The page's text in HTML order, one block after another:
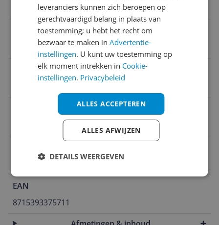
Combimagnetron
Vermogen
1.000 Hz
Bediening
EAN
8715393375711
leveranciers kunnen zich beroepen op
gerechtvaardigd belang in plaats van
toestemming; u hebt het recht om
bezwaar te maken inAdvertentie-
instellingen. U kunt uw toestemming op
elk moment intrekken in Cookie-
instellingen. Privacybeleid
ALLES ACCEPTEREN
ALLES AFWIJZEN
DETAILS WEERGEVEN